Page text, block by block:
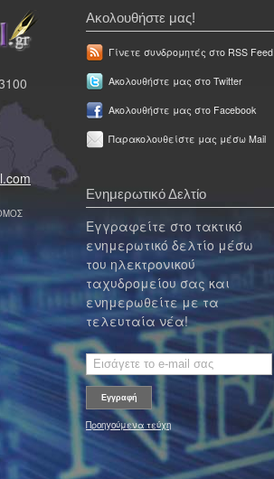
Ακολουθήστε μας!
Γίνετε συνδρομητές στο RSS Feed
Ακολουθήστε μας στο Twitter
Ακολουθήστε μας στο Facebook
Παρακολουθείστε μας μέσω Mail
Ενημερωτικό Δελτίο
Εγγραφείτε στο τακτικό
ενημερωτικό δελτίο μέσω
του ηλεκτρονικού
ταχυδρομείου σας και
ενημερωθείτε με τα
τελευταία νέα!
Προηγούμενα τεύχη